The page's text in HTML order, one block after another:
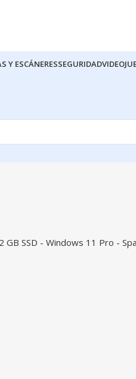
Y ESCÁNERESSEGURIDAD
SSD - Windows 11 Pro -